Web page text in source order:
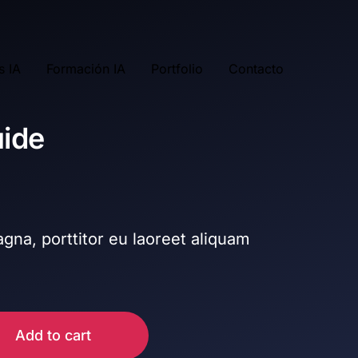
IA Formación IA Portfolio Contacto
porttitor eu laoreet aliquam
Add to cart